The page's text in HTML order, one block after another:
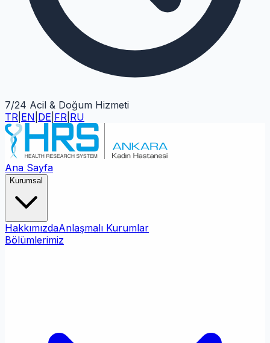
7/24 Acil & Doğum Hizmeti
TR EN DE FR RU
Ana Sayfa
Kurumsal
HakkımızdaAnlaşmalı Kurumlar
Bölümlerimiz